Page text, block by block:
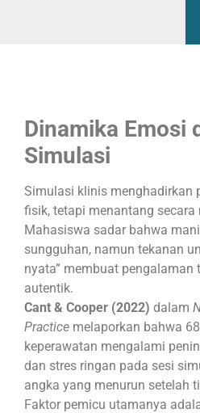
Dinamika Emosi
Simulasi
Simulasi klinis menghadirkan
fisik, tetapi menantang secara
Mahasiswa sadar bahwa
sungguhan, namun tekanan
nyata” membuat pengalaman
autentik.
Cant & Cooper (2022) dalam
Practice melaporkan bahwa
keperawatan mengalami
dan stres ringan pada sesi
angka yang menurun setelah
Faktor pemicu utamanya